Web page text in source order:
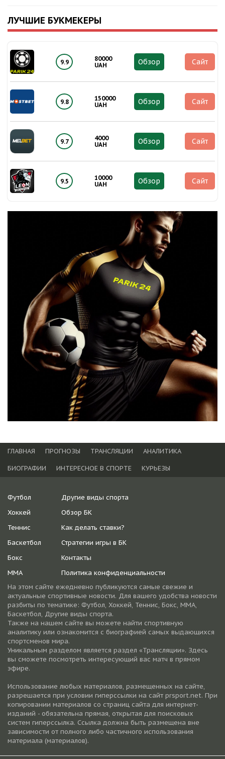
ЛУЧШИЕ БУКМЕКЕРЫ
9.9
80000
UAH
Обзор Сайт
9.8
150000
UAH
Обзор Сайт
9.7
4000
UAH
Обзор Сайт
9.5
10000
UAH
Обзор Сайт
ГЛАВНАЯ ПРОГНОЗЫ ТРАНСЛЯЦИИ
АНАЛИТИКА
БИОГРАФИИ
ИНТЕРЕСНОЕ В СПОРТЕ КУРЬЕЗЫ
Футбол
Хоккей
Теннис
Баскетбол
Бокс
ММА
Другие виды спорта
Обзор БК
Как делать ставки?
Стратегии игры в БК
Контакты
Политика конфиденциальности
На этом сайте ежедневно публикуются самые свежие и
актуальные спортивные новости. Для вашего удобства новости
разбиты по тематике: Футбол, Хоккей, Теннис, Бокс, ММА,
Баскетбол, Другие виды спорта.
Также на нашем сайте вы можете найти спортивную
аналитику или ознакомится с биографией самых выдающихся
спортсменов мира.
Уникальным разделом является раздел «Трансляции». Здесь
вы сможете посмотреть интересующий вас матч в прямом
эфире.
Использование любых материалов, размещенных на сайте,
разрешается при условии гиперссылки на cайт prsport.net. При
копировании материалов со страниц сайта для интернет-
изданий - обязательна прямая, открытая для поисковых
систем гиперссылка. Ссылка должна быть размещена вне
зависимости от полного либо частичного использования
материала (материалов).